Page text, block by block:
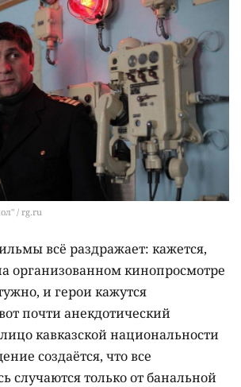
/ rg.ru
всё раздражает: кажется,
организованном кинопросмотре
и герои кажутся
почти анекдотический
кавказской национальности
создаётся, что все
случаются только от банальной